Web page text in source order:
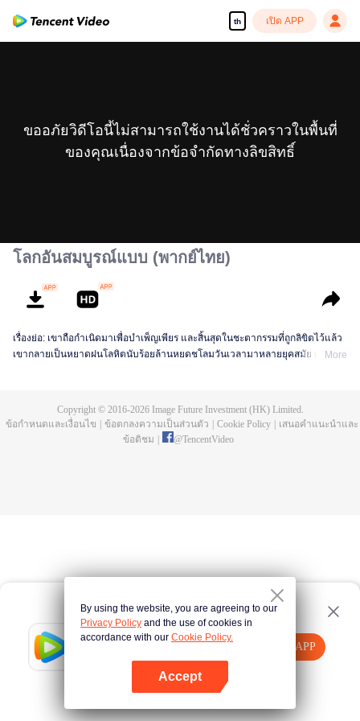
th เปิด APP
Tencent Video
เปิด APP
คลิกที่นี่ ลองใหม่อีกครั้ง
ขออภัยวิดีโอนี้ไม่สามารถใช้งานได้ชั่วคราวในพื้นที่
ของคุณเนื่องจากข้อจำกัดทางลิขสิทธิ์
โลกอันสมบูรณ์แบบ (พากย์ไทย)
เรื่องย่อ: เขาถือกำเนิดมาเพื่อบำเพ็ญเพียร และสิ้นสุดในชะตากรรมที่ถูกลิขิตไว้แล้ว
เขากลายเป็นหยาดฝนโลหิตนับร้อยล้านหยดชโลมวันเวลามาหลายยุคสมัย ผ่านMore
Copyright © 2016-2026Image Future Investment (HK) Limited.
ข้อกำหนดและเงื่อนไข
ข้อตกลงความเป็นส่วนตัว Cookie Policy
เสนอคำแนะนำและ
ข้อติชม
@TencentVideo
By using the website, you are agreeing to our
Privacy Policy and the use of cookies in
accordance with our Cookie Policy.
Accept